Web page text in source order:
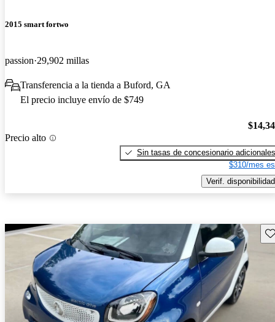
2015 smart fortwo
passion 29,902 millas
Transferencia a la tienda a Buford, GA
El precio incluye envío de $749
Precio alto
Sin tasas de concesionario adicionales
$310/mes
Verif. disponibilidad